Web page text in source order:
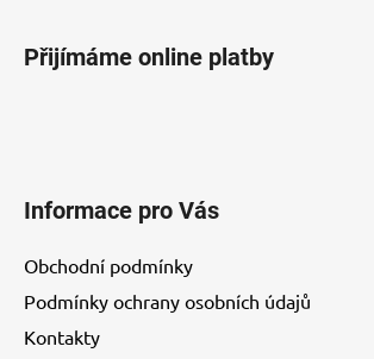
Přijímáme online platby
Informace pro Vás
Obchodní podmínky
Podmínky ochrany osobních údajů
Kontakty